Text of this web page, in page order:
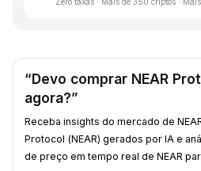
“Devo comprar NEAR
agora?”
Receba insights do mercado de
Protocol (NEAR) gerados por IA e
de preço em tempo real de NEAR